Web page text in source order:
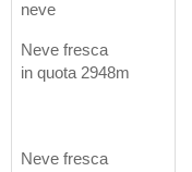
neve
Neve fresca
in quota 2948m
Neve fresca